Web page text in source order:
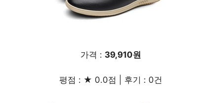
가격 : 39,910원
평점 : ★ 0.0점 | 후기 : 0건